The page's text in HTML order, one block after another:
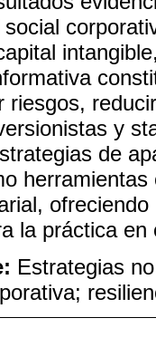
riesgos,
y
de
la práctica
Estrategias